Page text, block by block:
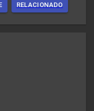
RELACIONADO